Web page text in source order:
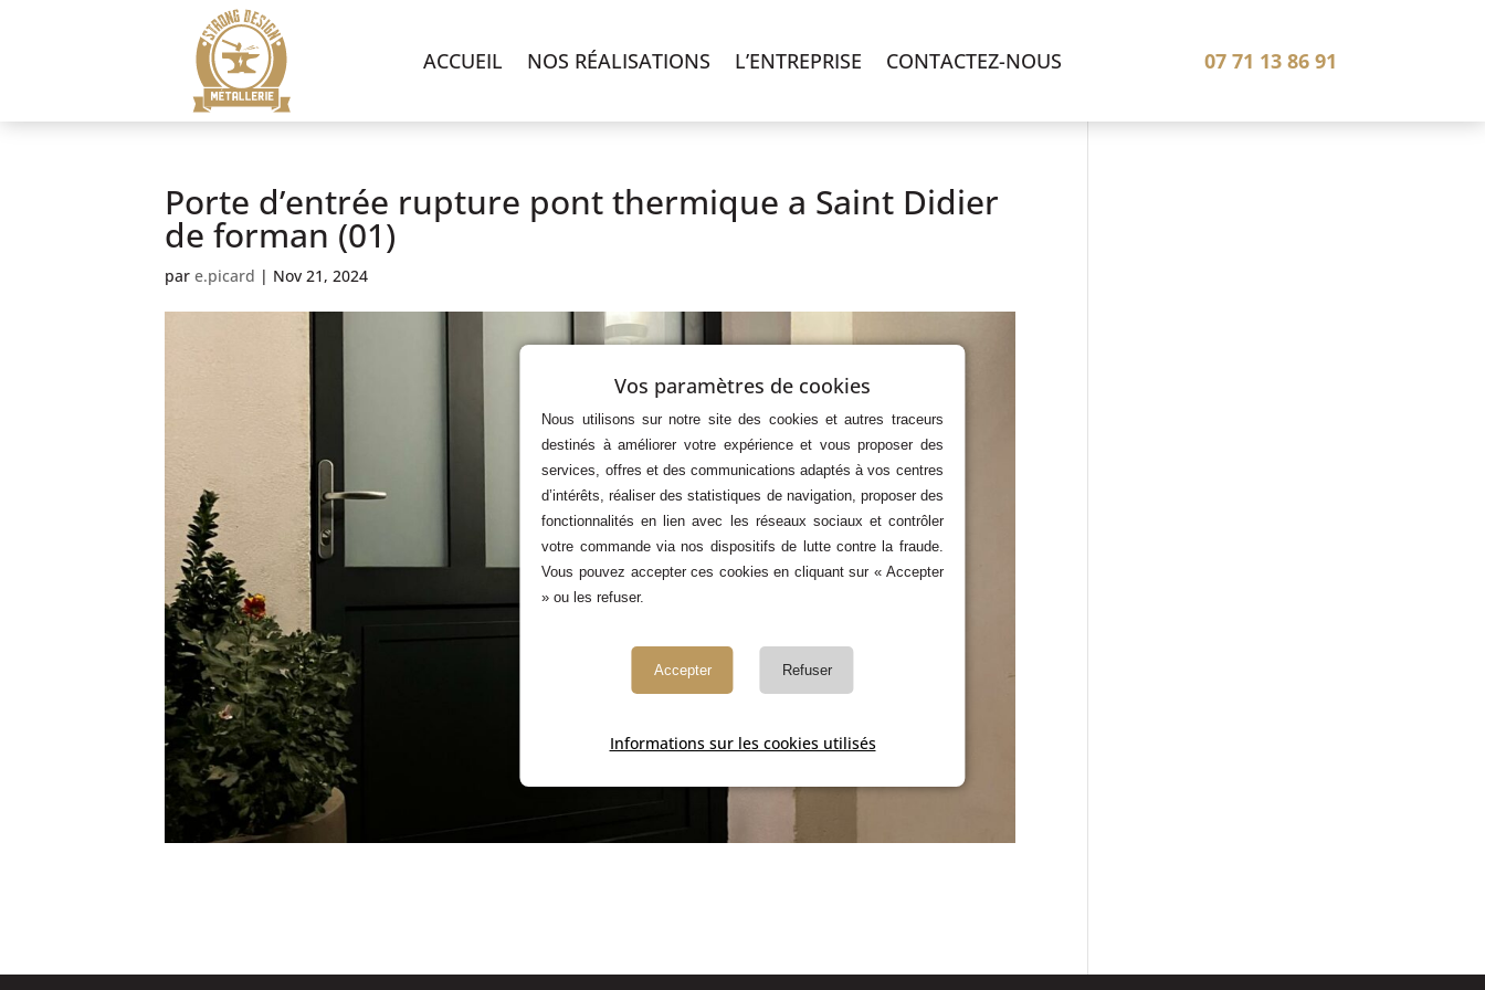
ACCUEIL NOS RÉALISATIONS L’ENTREPRISE CONTACTEZ-NOUS 07 71 13 86 91
Porte d’entrée rupture pont thermique a Saint Didier
de forman (01)
pare.picard | Nov 21, 2024
Vos paramètres de cookies
Nous utilisons sur notre site des cookies et autres traceurs
destinés à améliorer votre expérience et vous proposer des
services, offres et des communications adaptés à vos centres
d’intérêts, réaliser des statistiques de navigation, proposer des
fonctionnalités en lien avec les réseaux sociaux et contrôler
votre commande via nos dispositifs de lutte contre la fraude.
Vous pouvez accepter ces cookies en cliquant sur « Accepter
» ou les refuser.
Accepter Refuser
Informations sur les cookies utilisés